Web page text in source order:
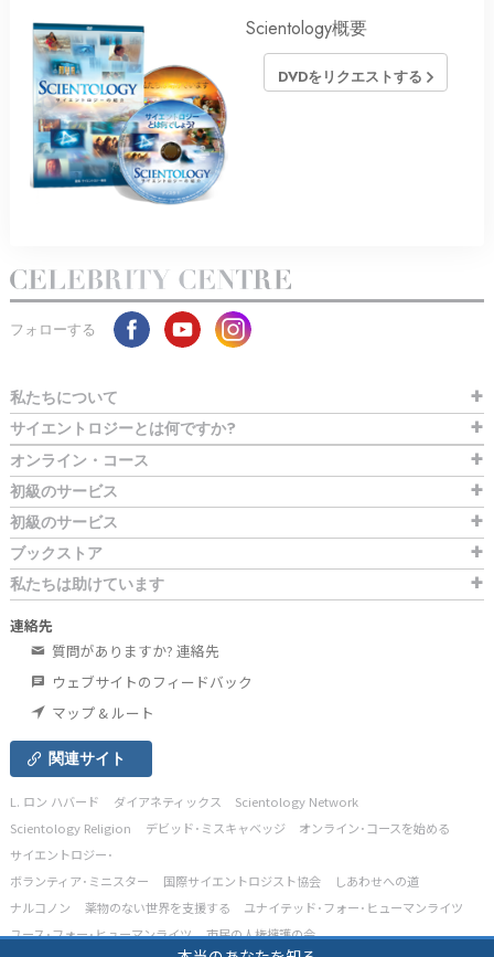
Scientology概要
DVDをリクエストする
フォローする
私たちについて
サイエントロジーとは何ですか?
オンライン・コース
初級のサービス
初級のサービス
ブックストア
私たちは助けています
連絡先
質問がありますか? 連絡先
ウェブサイトのフィードバック
マップ & ルート
関連サイト
L. ロン ハバード ダイアネティックス
Scientology Network
Scientology Religion
デビッド･ミスキャベッジ
オンライン･コースを始める
サイエントロジー･
ボランティア･ミニスター
国際サイエントロジスト協会
しあわせへの道
ナルコノン
薬物のない世界を支援する
ユナイテッド･フォー･ヒューマンライツ
ユース･フォー･ヒューマンライツ
市民の人権擁護の会